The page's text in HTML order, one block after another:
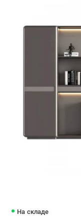
На складе